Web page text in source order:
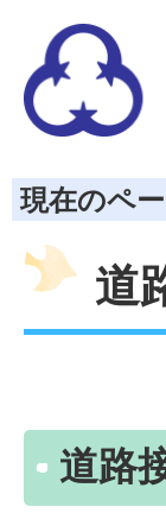
現在のペ
道
道路